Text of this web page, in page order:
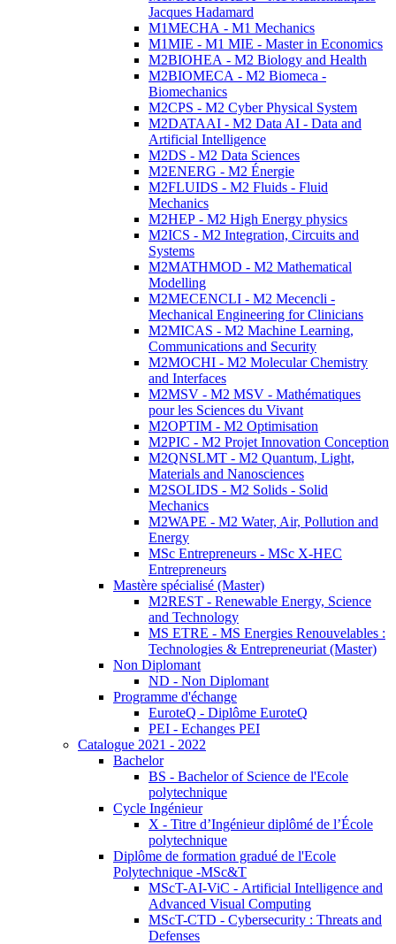
Jacques Hadamard
M1MECHA - M1 Mechanics
M1MIE - M1 MIE - Master in Economics
M2BIOHEA - M2 Biology and Health
M2BIOMECA - M2 Biomeca -
Biomechanics
M2CPS - M2 Cyber Physical System
M2DATAAI - M2 Data AI - Data and
Artificial Intelligence
M2DS - M2 Data Sciences
M2ENERG - M2 Énergie
M2FLUIDS - M2 Fluids - Fluid
Mechanics
M2HEP - M2 High Energy physics
M2ICS - M2 Integration, Circuits and
Systems
M2MATHMOD - M2 Mathematical
Modelling
M2MECENCLI - M2 Mecencli -
Mechanical Engineering for Clinicians
M2MICAS - M2 Machine Learning,
Communications and Security
M2MOCHI - M2 Molecular Chemistry
and Interfaces
M2MSV - M2 MSV - Mathématiques
pour les Sciences du Vivant
M2OPTIM - M2 Optimisation
M2PIC - M2 Projet Innovation Conception
M2QNSLMT - M2 Quantum, Light,
Materials and Nanosciences
M2SOLIDS - M2 Solids - Solid
Mechanics
M2WAPE - M2 Water, Air, Pollution and
Energy
MSc Entrepreneurs - MSc X-HEC
Entrepreneurs
Mastère spécialisé (Master)
M2REST - Renewable Energy, Science
and Technology
MS ETRE - MS Energies Renouvelables :
Technologies & Entrepreneuriat (Master)
Non Diplomant
ND - Non Diplomant
Programme d'échange
EuroteQ - Diplôme EuroteQ
PEI - Echanges PEI
Catalogue 2021 - 2022
Bachelor
BS - Bachelor of Science de l'Ecole
polytechnique
Cycle Ingénieur
X - Titre d’Ingénieur diplômé de l’École
polytechnique
Diplôme de formation gradué de l'Ecole
Polytechnique -MSc&T
MScT-AI-ViC - Artificial Intelligence and
Advanced Visual Computing
MScT-CTD - Cybersecurity : Threats and
Defenses